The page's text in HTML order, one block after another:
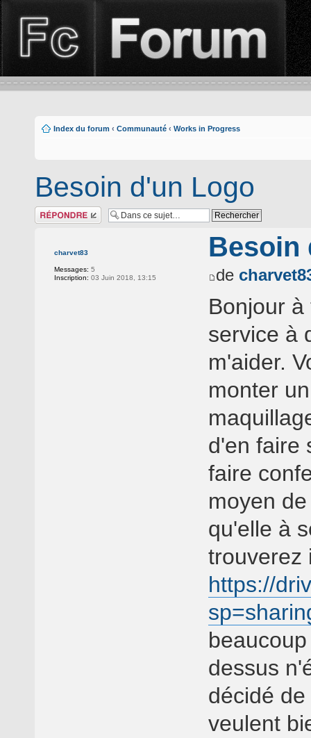
Index du forum ‹ Communauté ‹ Works in Progress
Besoin d'un Logo
Répondre
charvet83
Messages: 5
Inscription: 03 Juin 2018, 13:15
Besoin
de
Bonjour
service à
m'aider.
monter
d'en faire
faire
moyen
qu'elle à
trouverez
https://
dessus
décidé
veulent